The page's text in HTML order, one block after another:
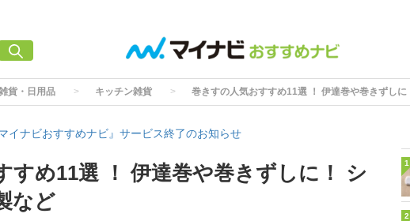
貨・日用品 キッチン雑貨 巻きすの人気おすすめ11選 ！ 伊達巻や巻きずし
マイナビおすすめナビ』サービス終了のお知らせ
すめ11選 ！ 伊達巻や巻きずしに！ シ
など
1
2